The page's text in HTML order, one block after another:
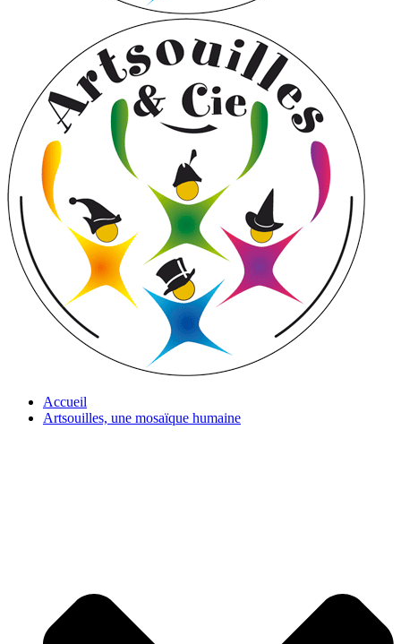
Accueil
Artsouilles, une mosaïque humaine